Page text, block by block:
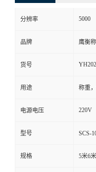
分辨率 5000
品牌 鹰衡
货号
用途 称重
电源电压 220V
型号 SCS-
规格 5米6